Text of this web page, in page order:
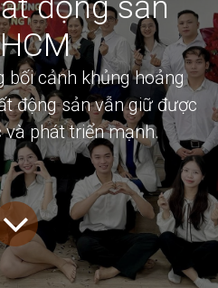
bối cảnh khủng hoảng
động sản vẫn giữ được
phát triển mạnh.